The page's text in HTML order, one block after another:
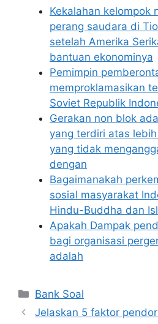
Kekalahan kelompok
perang saudara di
setelah Amerika
bantuan ekonominya
Pemimpin
memproklamasikan
Soviet Republik
Gerakan non blok
yang terdiri atas
yang tidak
dengan
Bagaimanakah
sosial masyarakat
Hindu-Buddha dan
Apakah Dampak
bagi organisasi
adalah
Categories
Bank Soal
Jelaskan 5 faktor